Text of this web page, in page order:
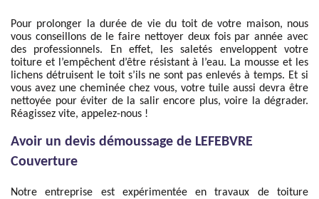
Pour prolonger la durée de vie du toit de votre maison, nous
vous conseillons de le faire nettoyer deux fois par année avec
des professionnels. En effet, les saletés enveloppent votre
toiture et l’empêchent d’être résistant à l’eau. La mousse et les
lichens détruisent le toit s’ils ne sont pas enlevés à temps. Et si
vous avez une cheminée chez vous, votre tuile aussi devra être
nettoyée pour éviter de la salir encore plus, voire la dégrader.
Réagissez vite, appelez-nous !
Avoir un devis démoussage de LEFEBVRE
Couverture
Notre entreprise est expérimentée en travaux de toiture